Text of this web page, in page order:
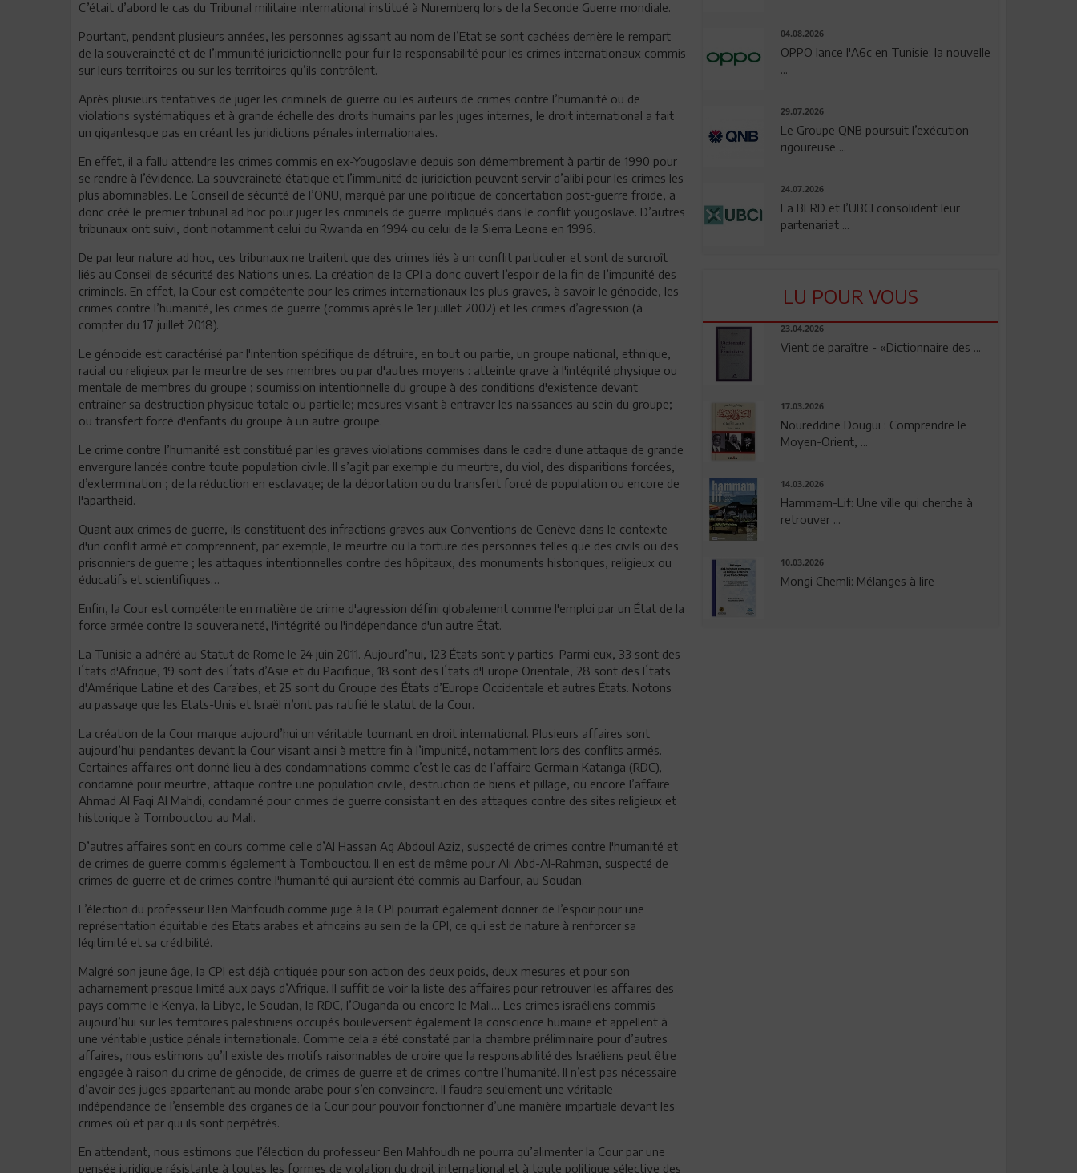
C’était d’abord le cas du Tribunal militaire international institué à Nuremberg lors de la Seconde Guerre mondiale.
Pourtant, pendant plusieurs années, les personnes agissant au nom de l’Etat se sont cachées derrière le rempart
de la souveraineté et de l’immunité juridictionnelle pour fuir la responsabilité pour les crimes internationaux commis
sur leurs territoires ou sur les territoires qu’ils contrôlent.
Après plusieurs tentatives de juger les criminels de guerre ou les auteurs de crimes contre l’humanité ou de
violations systématiques et à grande échelle des droits humains par les juges internes, le droit international a fait
un gigantesque pas en créant les juridictions pénales internationales.
En effet, il a fallu attendre les crimes commis en ex-Yougoslavie depuis son démembrement à partir de 1990 pour
se rendre à l’évidence. La souveraineté étatique et l’immunité de juridiction peuvent servir d’alibi pour les crimes les
plus abominables. Le Conseil de sécurité de l’ONU, marqué par une politique de concertation post-guerre froide, a
donc créé le premier tribunal ad hoc pour juger les criminels de guerre impliqués dans le conflit yougoslave. D’autres
tribunaux ont suivi, dont notamment celui du Rwanda en 1994 ou celui de la Sierra Leone en 1996.
De par leur nature ad hoc, ces tribunaux ne traitent que des crimes liés à un conflit particulier et sont de surcroît
liés au Conseil de sécurité des Nations unies. La création de la CPI a donc ouvert l’espoir de la fin de l’impunité des
criminels. En effet, la Cour est compétente pour les crimes internationaux les plus graves, à savoir le génocide, les
crimes contre l’humanité, les crimes de guerre (commis après le 1er juillet 2002) et les crimes d’agression (à
compter du 17 juillet 2018).
Le génocide est caractérisé par l'intention spécifique de détruire, en tout ou partie, un groupe national, ethnique,
racial ou religieux par le meurtre de ses membres ou par d'autres moyens : atteinte grave à l'intégrité physique ou
mentale de membres du groupe ; soumission intentionnelle du groupe à des conditions d'existence devant
entraîner sa destruction physique totale ou partielle; mesures visant à entraver les naissances au sein du groupe;
ou transfert forcé d'enfants du groupe à un autre groupe.
Le crime contre l’humanité est constitué par les graves violations commises dans le cadre d'une attaque de grande
envergure lancée contre toute population civile. Il s’agit par exemple du meurtre, du viol, des disparitions forcées,
d’extermination ; de la réduction en esclavage; de la déportation ou du transfert forcé de population ou encore de
l'apartheid.
Quant aux crimes de guerre, ils constituent des infractions graves aux Conventions de Genève dans le contexte
d'un conflit armé et comprennent, par exemple, le meurtre ou la torture des personnes telles que des civils ou des
prisonniers de guerre ; les attaques intentionnelles contre des hôpitaux, des monuments historiques, religieux ou
éducatifs et scientifiques…
Enfin, la Cour est compétente en matière de crime d'agression défini globalement comme l'emploi par un État de la
force armée contre la souveraineté, l'intégrité ou l'indépendance d'un autre État.
La Tunisie a adhéré au Statut de Rome le 24 juin 2011. Aujourd’hui, 123 États sont y parties. Parmi eux, 33 sont des
États d'Afrique, 19 sont des États d’Asie et du Pacifique, 18 sont des États d'Europe Orientale, 28 sont des États
d'Amérique Latine et des Caraïbes, et 25 sont du Groupe des États d’Europe Occidentale et autres États. Notons
au passage que les Etats-Unis et Israël n’ont pas ratifié le statut de la Cour.
La création de la Cour marque aujourd’hui un véritable tournant en droit international. Plusieurs affaires sont
aujourd’hui pendantes devant la Cour visant ainsi à mettre fin à l’impunité, notamment lors des conflits armés.
Certaines affaires ont donné lieu à des condamnations comme c’est le cas de l’affaire Germain Katanga (RDC),
condamné pour meurtre, attaque contre une population civile, destruction de biens et pillage, ou encore l’affaire
Ahmad Al Faqi Al Mahdi, condamné pour crimes de guerre consistant en des attaques contre des sites religieux et
historique à Tombouctou au Mali.
D’autres affaires sont en cours comme celle d’Al Hassan Ag Abdoul Aziz, suspecté de crimes contre l'humanité et
de crimes de guerre commis également à Tombouctou. Il en est de même pour Ali Abd-Al-Rahman, suspecté de
crimes de guerre et de crimes contre l'humanité qui auraient été commis au Darfour, au Soudan.
L’élection du professeur Ben Mahfoudh comme juge à la CPI pourrait également donner de l’espoir pour une
représentation équitable des Etats arabes et africains au sein de la CPI, ce qui est de nature à renforcer sa
légitimité et sa crédibilité.
Malgré son jeune âge, la CPI est déjà critiquée pour son action des deux poids, deux mesures et pour son
acharnement presque limité aux pays d’Afrique. Il suffit de voir la liste des affaires pour retrouver les affaires des
pays comme le Kenya, la Libye, le Soudan, la RDC, l’Ouganda ou encore le Mali… Les crimes israéliens commis
aujourd’hui sur les territoires palestiniens occupés bouleversent également la conscience humaine et appellent à
une véritable justice pénale internationale. Comme cela a été constaté par la chambre préliminaire pour d’autres
affaires, nous estimons qu’il existe des motifs raisonnables de croire que la responsabilité des Israéliens peut être
engagée à raison du crime de génocide, de crimes de guerre et de crimes contre l’humanité. Il n’est pas nécessaire
d’avoir des juges appartenant au monde arabe pour s’en convaincre. Il faudra seulement une véritable
indépendance de l’ensemble des organes de la Cour pour pouvoir fonctionner d’une manière impartiale devant les
crimes où et par qui ils sont perpétrés.
En attendant, nous estimons que l’élection du professeur Ben Mahfoudh ne pourra qu’alimenter la Cour par une
pensée juridique résistante à toutes les formes de violation du droit international et à toute politique sélective des
04.08.2026
OPPO lance l'A6c en Tunisie: la nouvelle
...
29.07.2026
Le Groupe QNB poursuit l’exécution
rigoureuse ...
24.07.2026
La BERD et l’UBCI consolident leur
partenariat ...
LU POUR VOUS
23.04.2026
Vient de paraître - «Dictionnaire des ...
17.03.2026
Noureddine Dougui : Comprendre le
Moyen-Orient, ...
14.03.2026
Hammam-Lif: Une ville qui cherche à
retrouver ...
10.03.2026
Mongi Chemli: Mélanges à lire